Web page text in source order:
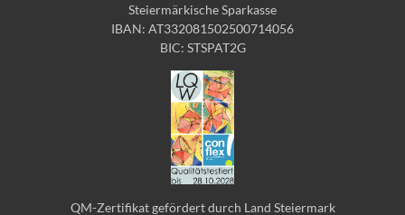
Steiermärkische Sparkasse
IBAN: AT332081502500714056
BIC: STSPAT2G
QM-Zertifikat gefördert durch Land Steiermark